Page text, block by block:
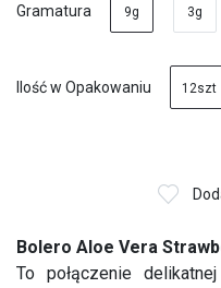
Gramatura 9g 3g
Ilość w Opakowaniu 12szt
Bolero Aloe Vera
To połączenie